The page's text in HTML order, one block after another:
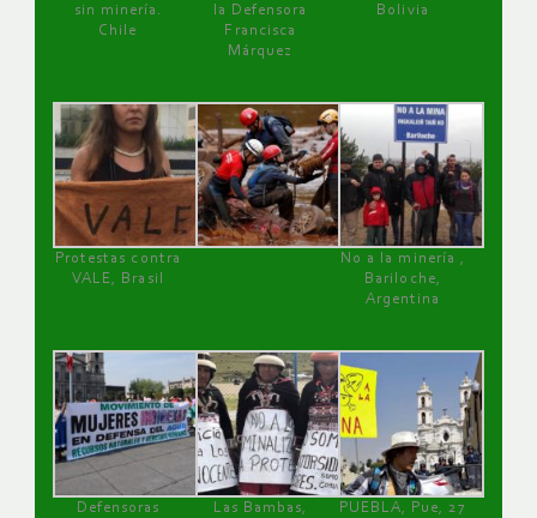
sin minería.
Chile
la Defensora
Francisca
Márquez
Bolivia
Protestas contra
VALE, Brasil
No a la minería ,
Bariloche,
Argentina
Defensoras
Las Bambas,
PUEBLA, Pue, 27